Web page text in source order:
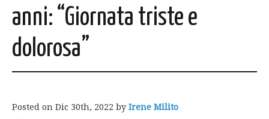
anni: “Giornata triste e
dolorosa”
Posted on Dic 30th, 2022 by Irene Milito